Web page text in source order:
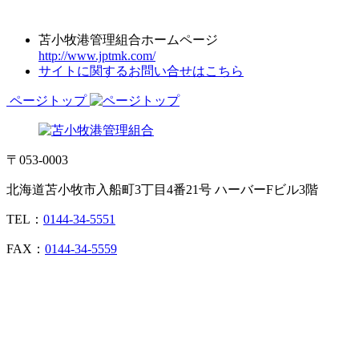
苫小牧港管理組合ホームページ
http://www.jptmk.com/
サイトに関するお問い合せはこちら
ページトップ
〒053-0003
北海道苫小牧市入船町3丁目4番21号 ハーバーFビル3階
TEL： 0144-34-5551
FAX： 0144-34-5559